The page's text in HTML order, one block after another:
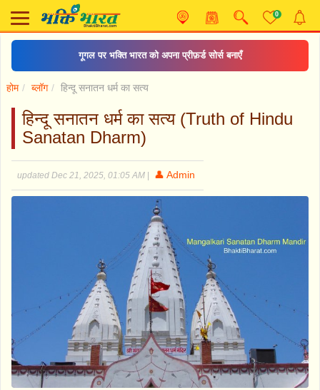
0
गूगल पर भक्ति भारत को अपना प्रीफ़र्ड सोर्स बनाएँ
होम ब्लॉग हिन्दू सनातन धर्म का सत्य
हिन्दू सनातन धर्म का सत्य (Truth of Hindu
Sanatan Dharm)
updated Dec 21, 2025, 01:05 AM 👤 Admin